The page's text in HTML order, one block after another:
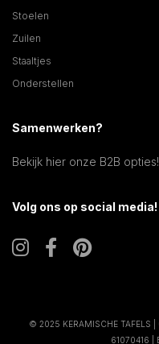
Stoelen
Zuilen
Staaltjes
Onderstellen
Samenwerken?
Bekijk hier onze B2B opties!
Volg ons op social media!
© 2025 KERAMISCHE TAFELS |
61070416 |